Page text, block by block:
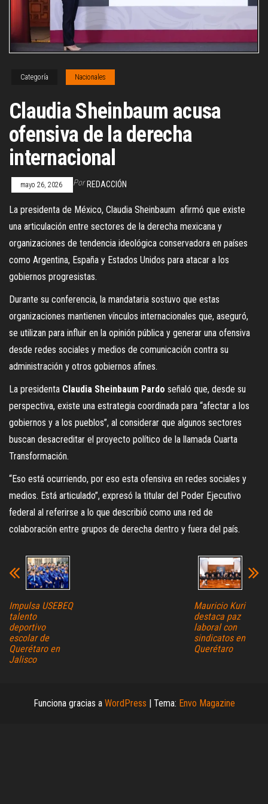
Categoría Nacionales
Claudia Sheinbaum acusa
ofensiva de la derecha
internacional
mayo 26, 2026 Por REDACCIÓN
La presidenta de México, Claudia Sheinbaum afirmó que existe
una articulación entre sectores de la derecha mexicana y
organizaciones de tendencia ideológica conservadora en países
como Argentina, España y Estados Unidos para atacar a los
gobiernos progresistas.
Durante su conferencia, la mandataria sostuvo que estas
organizaciones mantienen vínculos internacionales que, aseguró,
se utilizan para influir en la opinión pública y generar una ofensiva
desde redes sociales y medios de comunicación contra su
administración y otros gobiernos afines.
La presidenta Claudia Sheinbaum Pardo señaló que, desde su
perspectiva, existe una estrategia coordinada para “afectar a los
gobiernos y a los pueblos”, al considerar que algunos sectores
buscan desacreditar el proyecto político de la llamada Cuarta
Transformación.
“Eso está ocurriendo, por eso esta ofensiva en redes sociales y
medios. Está articulado”, expresó la titular del Poder Ejecutivo
federal al referirse a lo que describió como una red de
colaboración entre grupos de derecha dentro y fuera del país.
Impulsa USEBEQ
talento
deportivo
escolar de
Querétaro en
Jalisco
Mauricio Kuri
destaca paz
laboral con
sindicatos en
Querétaro
Funciona gracias a WordPress Tema: Envo Magazine